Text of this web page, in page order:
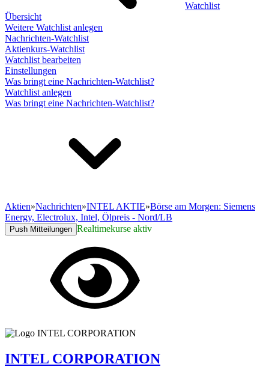
Watchlist
Übersicht
Weitere Watchlist anlegen
Nachrichten-Watchlist
Aktienkurs-Watchlist
Watchlist bearbeiten
Einstellungen
Was bringt eine Nachrichten-Watchlist?
Watchlist anlegen
Was bringt eine Nachrichten-Watchlist?
Aktien»Nachrichten»INTEL AKTIE»Börse am Morgen: Siemens
Energy, Electrolux, Intel, Ölpreis - Nord/LB
Push Mitteilungen Realtimekurse aktiv
INTEL CORPORATION